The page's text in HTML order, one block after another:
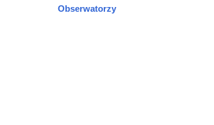
Obserwatorzy